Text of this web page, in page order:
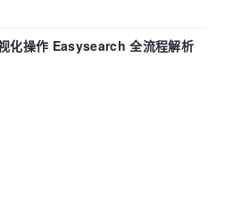
化操作 Easysearch 全流程解析